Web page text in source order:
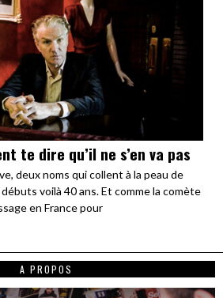
te dire qu’il ne s’en va pas
deux noms qui collent à la peau de
voilà 40 ans. Et comme la comète
en France pour
A PROPOS